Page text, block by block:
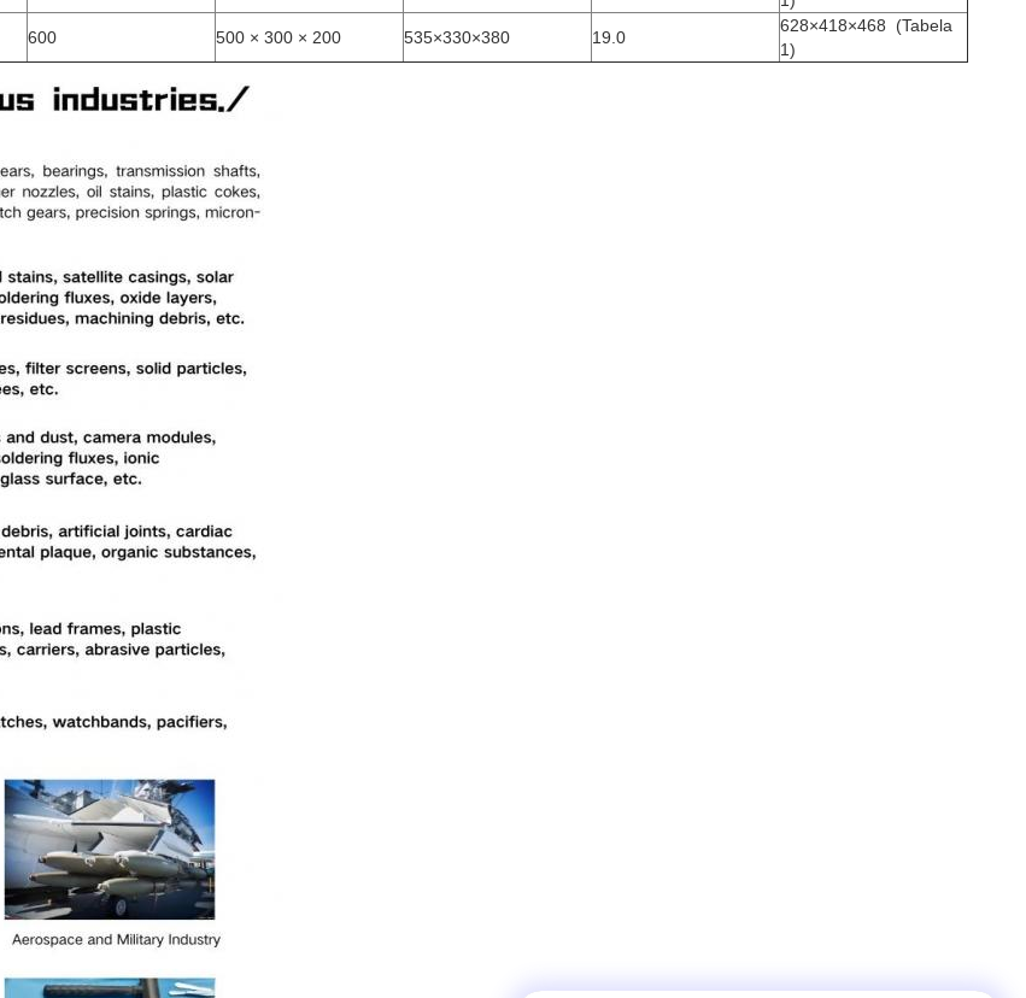
600 500 × 300 × 200 535×330×380 19.0
628×418×468
(Tabela
1)